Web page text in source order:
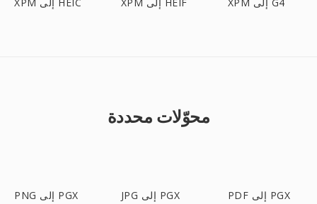
محوّلات محددة
PNG إلى PGX JPG إلى PGX PDF إلى PGX